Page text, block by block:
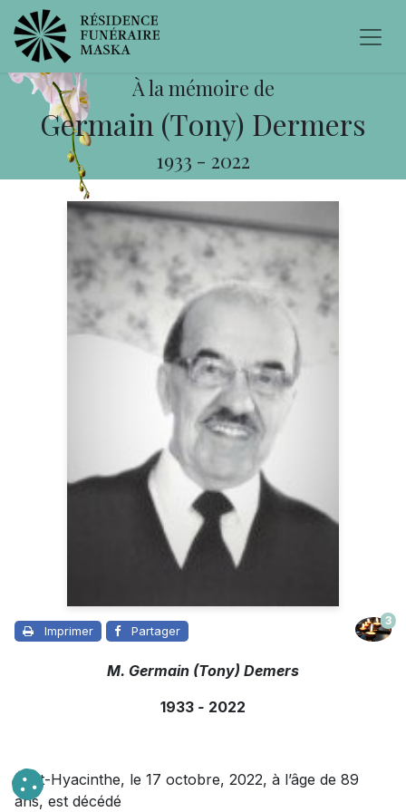
À la mémoire de
Germain (Tony) Dermers
1933 - 2022
Imprimer Partager
3
M. Germain (Tony) Demers
1933 - 2022
À St-Hyacinthe, le 17 octobre, 2022, à l’âge de 89
ans, est décédé